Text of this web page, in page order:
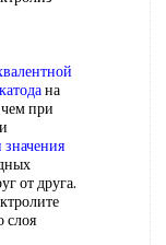
на
при
значения
от друга.
слоя